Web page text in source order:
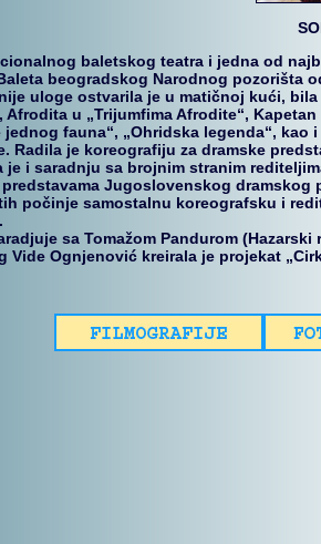
baletskog teatra i jedna od
beogradskog Narodnog pozorišta
uloge ostvarila je u matičnoj kući,
Afrodita u „Trijumfima Afrodite“,
jednog fauna“, „Ohridska legenda“,
Radila je koreografiju za dramske
je i saradnju sa brojnim stranim
Jugoslovenskog
počinje samostalnu koreografsku i
sa Tomažom Pandurom
Vide Ognjenović kreirala je projekat